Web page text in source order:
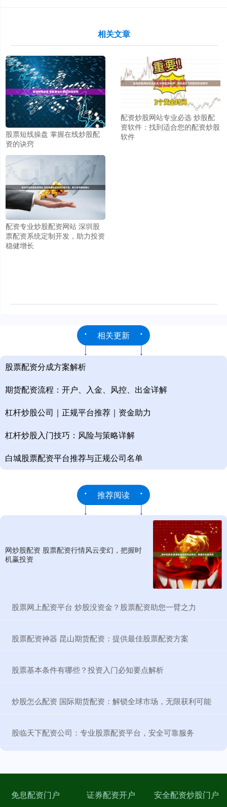
相关文章
股票短线操盘 掌握在线炒股配
资的诀窍
配资炒股网站专业必选 炒股配
资软件：找到适合您的配资炒股
软件
配资专业炒股配资网站 深圳股
票配资系统定制开发，助力投资
稳健增长
相关更新
股票配资分成方案解析
期货配资流程：开户、入金、风控、出金详解
杠杆炒股公司｜正规平台推荐｜资金助力
杠杆炒股入门技巧：风险与策略详解
白城股票配资平台推荐与正规公司名单
推荐阅读
网炒股配资 股票配资行情风云变幻，把握时
机赢投资
​股票网上配资平台 炒股没资金？股票配资助您一臂之力
​股票配资神器 昆山期货配资：提供最佳股票配资方案
​股票基本条件有哪些？投资入门必知要点解析
​炒股怎么配资 国际期货配资：解锁全球市场，无限获利可能
​股临天下配资公司：专业股票配资平台，安全可靠服务
免息配资门户 证券配资开户 安全配资炒股门户